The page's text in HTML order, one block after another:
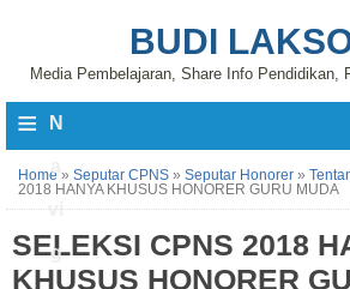
BUDI
Media Pembelajaran, Share Info Pendidikan,
≡ N
vi
g
Home » Seputar CPNS » Seputar Honorer »
2018 HANYA KHUSUS HONORER GURU MUDA
SELEKSI CPNS 2018
KHUSUS HONORER